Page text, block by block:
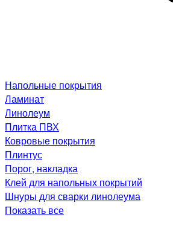
Напольные покрытия
Ламинат
Линолеум
Плитка ПВХ
Ковровые покрытия
Плинтус
Порог, накладка
Клей для напольных покрытий
Шнуры для сварки линолеума
Показать все